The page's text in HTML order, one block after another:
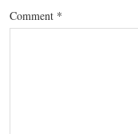
Comment *